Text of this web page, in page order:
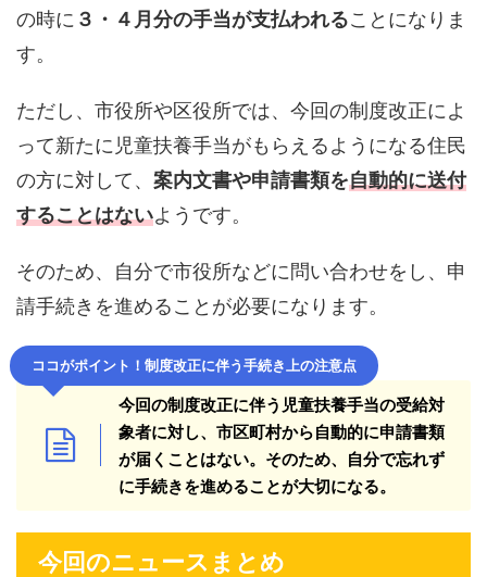
の時に ３・４月分の手当が支払われることになりま
す。
ただし、市役所や区役所では、今回の制度改正によ
って新たに児童扶養手当がもらえるようになる住民
の方に対して、 案内文書や申請書類を自動的に送付
することはないようです。
そのため、自分で市役所などに問い合わせをし、申
請手続きを進めることが必要になります。
ココがポイント！ 制度改正に伴う手続き上の注意点
今回の制度改正に伴う児童扶養手当の受給対
象者に対し、市区町村から自動的に申請書類
が届くことはない。そのため、自分で忘れず
に手続きを進めることが大切になる。
今回のニュースまとめ